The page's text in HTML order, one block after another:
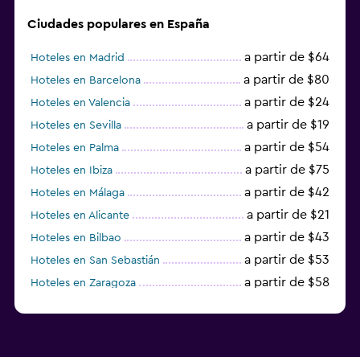
Ciudades populares en España
Hoteles en Madrid a partir de $64
Hoteles en Barcelona a partir de $80
Hoteles en Valencia a partir de $24
Hoteles en Sevilla a partir de $19
Hoteles en Palma a partir de $54
Hoteles en Ibiza a partir de $75
Hoteles en Málaga a partir de $42
Hoteles en Alicante a partir de $21
Hoteles en Bilbao a partir de $43
Hoteles en San Sebastián a partir de $53
Hoteles en Zaragoza a partir de $58